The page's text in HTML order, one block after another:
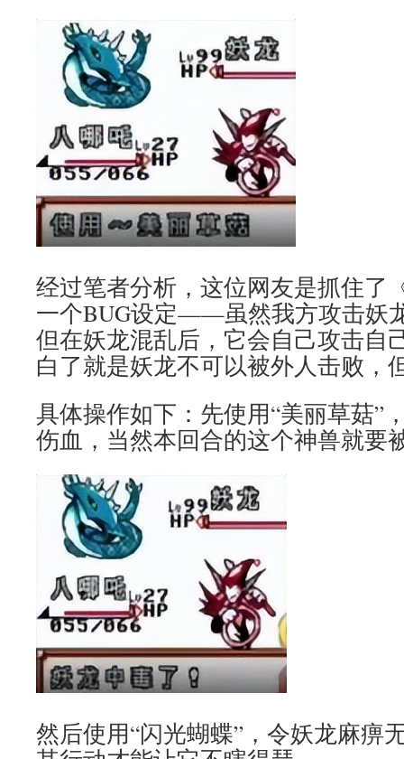
经过笔者分析，这位网友是抓住了
一个BUG设定——虽然我方攻击妖
但在妖龙混乱后，它会自己攻击自
白了就是妖龙不可以被外人击败
具体操作如下：先使用“美丽草菇”
伤血，当然本回合的这个神兽就要
然后使用“闪光蝴蝶”，令妖龙麻痹